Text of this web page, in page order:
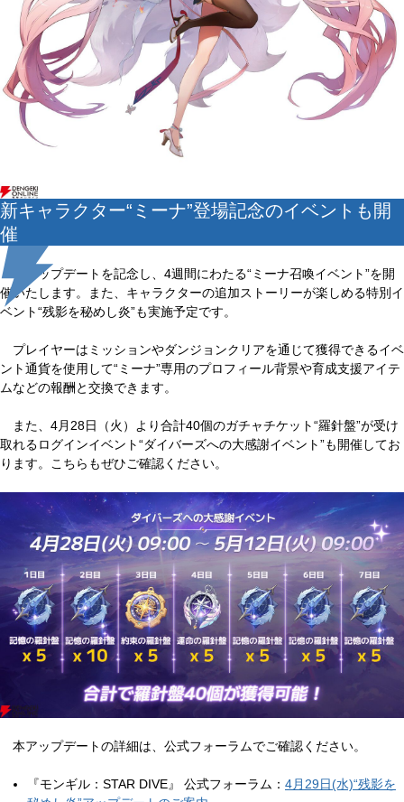
新キャラクター“ミーナ”登場記念のイベントも開
催
本アップデートを記念し、4週間にわたる“ミーナ召喚イベント”を開
催いたします。また、キャラクターの追加ストーリーが楽しめる特別イ
ベント“残影を秘めし炎”も実施予定です。
プレイヤーはミッションやダンジョンクリアを通じて獲得できるイベ
ント通貨を使用して“ミーナ”専用のプロフィール背景や育成支援アイテ
ムなどの報酬と交換できます。
また、4月28日（火）より合計40個のガチャチケット“羅針盤”が受け
取れるログインイベント“ダイバーズへの大感謝イベント”も開催してお
ります。こちらもぜひご確認ください。
本アップデートの詳細は、公式フォーラムでご確認ください。
『モンギル：STAR DIVE』 公式フォーラム： 4月29日(水)“残影を